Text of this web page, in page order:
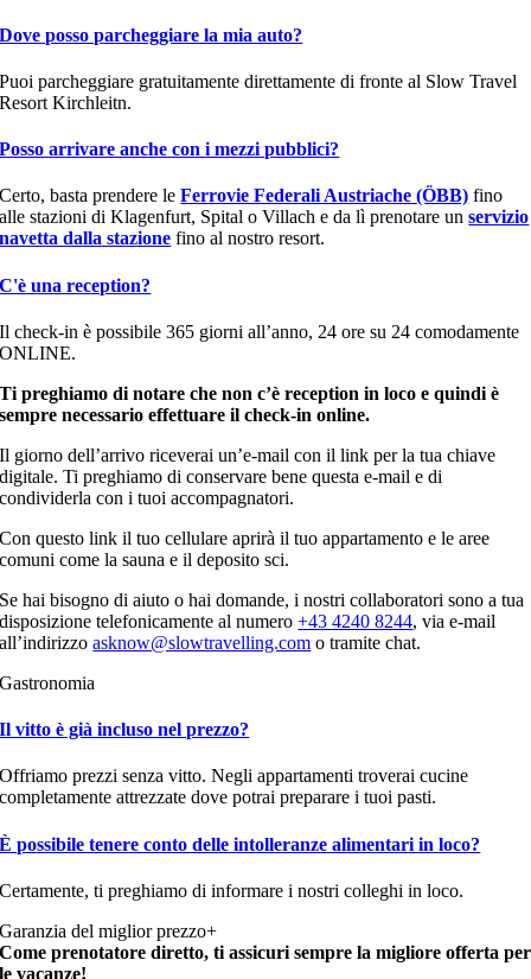
Dove posso parcheggiare la mia auto?
Puoi parcheggiare gratuitamente direttamente di fronte al Slow Travel
Resort Kirchleitn.
Posso arrivare anche con i mezzi pubblici?
Certo, basta prendere leFerrovie Federali Austriache (ÖBB) fino
alle stazioni di Klagenfurt, Spital o Villach e da lì prenotare unservizio
navetta dalla stazione fino al nostro resort.
C'è una reception?
Il check-in è possibile 365 giorni all’anno, 24 ore su 24 comodamente
ONLINE.
Ti preghiamo di notare che non c’è reception in loco e quindi è
sempre necessario effettuare il check-in online.
Il giorno dell’arrivo riceverai un’e-mail con il link per la tua chiave
digitale. Ti preghiamo di conservare bene questa e-mail e di
condividerla con i tuoi accompagnatori.
Con questo link il tuo cellulare aprirà il tuo appartamento e le aree
comuni come la sauna e il deposito sci.
Se hai bisogno di aiuto o hai domande, i nostri collaboratori sono a tua
disposizione telefonicamente al numero+43 4240 8244, via e-mail
all’indirizzoasknow@slowtravelling.com o tramite chat.
Gastronomia
Il vitto è già incluso nel prezzo?
Offriamo prezzi senza vitto. Negli appartamenti troverai cucine
completamente attrezzate dove potrai preparare i tuoi pasti.
È possibile tenere conto delle intolleranze alimentari in loco?
Certamente, ti preghiamo di informare i nostri colleghi in loco.
Garanzia del miglior prezzo+
Come prenotatore diretto, ti assicuri sempre la migliore offerta per
le vacanze!